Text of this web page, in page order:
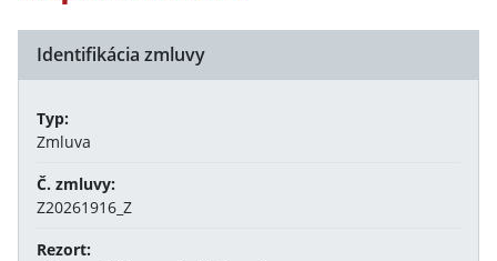
Identifikácia zmluvy
Typ:
Zmluva
Č. zmluvy:
Z20261916_Z
Rezort: